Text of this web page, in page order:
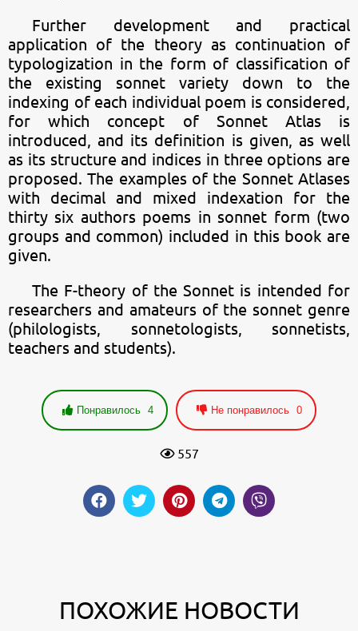
Further development and practical
application of the theory as continuation of
typologization in the form of classification of
the existing sonnet variety down to the
indexing of each individual poem is considered,
for which concept of Sonnet Atlas is
introduced, and its definition is given, as well
as its structure and indices in three options are
proposed. The examples of the Sonnet Atlases
with decimal and mixed indexation for the
thirty six authors poems in sonnet form (two
groups and common) included in this book are
given.
The F-theory of the Sonnet is intended for
researchers and amateurs of the sonnet genre
(philologists, sonnetologists, sonnetists,
teachers and students).
Понравилось 4 Не понравилось 0
557
ПОХОЖИЕ НОВОСТИ